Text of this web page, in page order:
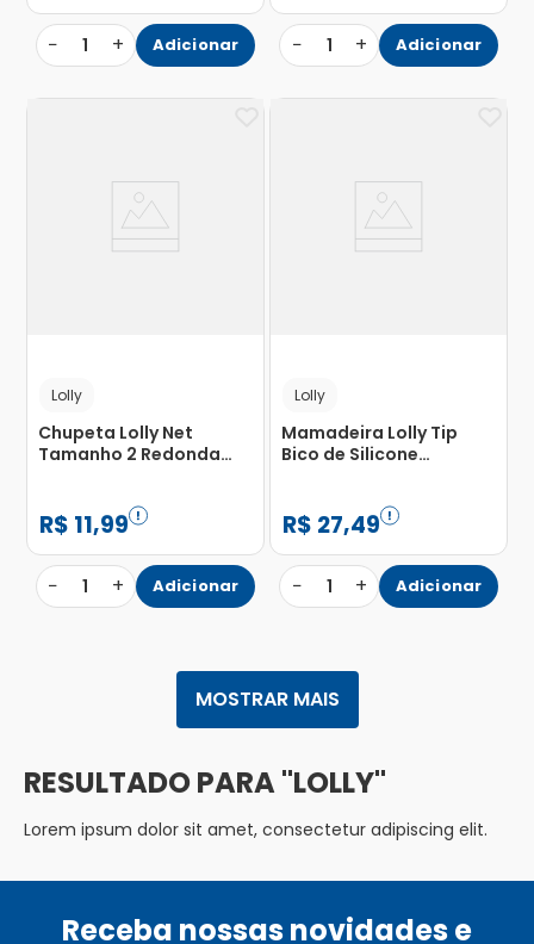
− 1 + Adicionar − 1 + Adicionar
Lolly
Chupeta Lolly Net
Tamanho 2 Redonda
R$ 11,99
− 1 + Adicionar
Lolly
Mamadeira Lolly Tip
Bico de Silicone
R$ 27,49
− 1 + Adicionar
MOSTRAR MAIS
LOLLY
Lorem ipsum dolor sit amet, consectetur adipiscing elit.
Receba nossas novidades e